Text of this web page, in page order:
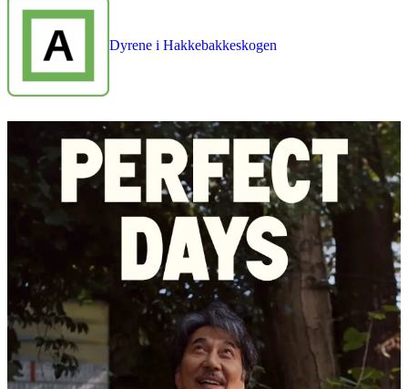
Dyrene i Hakkebakkeskogen